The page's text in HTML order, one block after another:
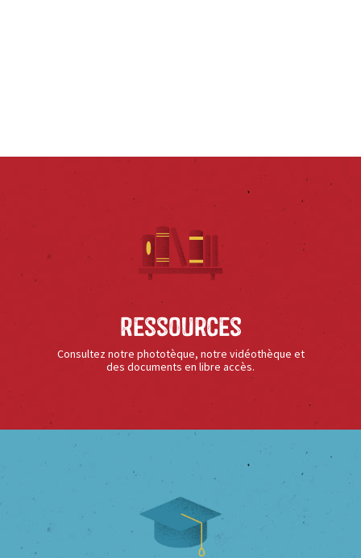
Ressources
Consultez notre phototèque, notre vidéothèque et
des documents en libre accès.